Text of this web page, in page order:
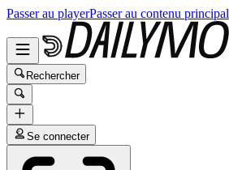
Passer au playerPasser au contenu principal
Rechercher
Se connecter